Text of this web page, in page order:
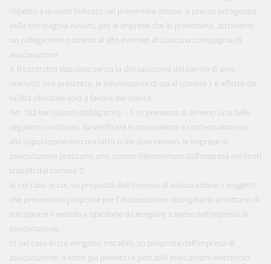
rispetto a quanto indicato nel preventivo stesso, o presso un'agenzia
della compagnia ovvero, per le imprese che lo prevedano, attraverso
un collegamento diretto al sito internet di ciascuna compagnia di
assicurazione.
4. Il contratto stipulato senza la dichiarazione del cliente di aver
ricevuto, ove prescritte, le informazioni di cui al comma 1 è affetto da
nullità rilevabile solo a favore del cliente.
Art. 132-ter. (Sconti obbligatori). - 1. In presenza di almeno una delle
seguenti condizioni, da verificare in precedenza o contestualmente
alla stipulazione del contratto o dei suoi rinnovi, le imprese di
assicurazione praticano uno sconto determinato dall'impresa nei limiti
stabiliti dal comma 2:
a) nel caso in cui, su proposta dell'impresa di assicurazione, i soggetti
che presentano proposte per l'assicurazione obbligatoria accettano di
sottoporre il veicolo a ispezione da eseguire a spese dell'impresa di
assicurazione;
b) nel caso in cui vengono installati, su proposta dell'impresa di
assicurazione, o sono già presenti e portabili meccanismi elettronici